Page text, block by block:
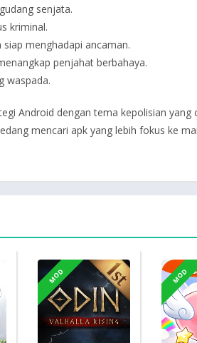
senjata.
kriminal.
menghadapi ancaman.
penjahat berbahaya.
waspada.
Android dengan tema kepolisian yang
mencari apk yang lebih fokus ke
MOD MOD